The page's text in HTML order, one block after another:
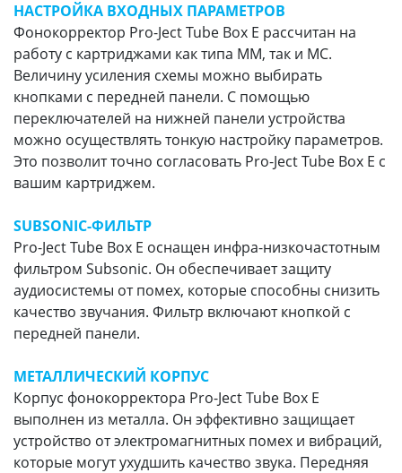
НАСТРОЙКА ВХОДНЫХ ПАРАМЕТРОВ
Фонокорректор Pro-Ject Tube Box E рассчитан на
работу с картриджами как типа MM, так и MC.
Величину усиления схемы можно выбирать
кнопками с передней панели. С помощью
переключателей на нижней панели устройства
можно осуществлять тонкую настройку параметров.
Это позволит точно согласовать Pro-Ject Tube Box E с
вашим картриджем.
SUBSONIC-ФИЛЬТР
Pro-Ject Tube Box E оснащен инфра-низкочастотным
фильтром Subsonic. Он обеспечивает защиту
аудиосистемы от помех, которые способны снизить
качество звучания. Фильтр включают кнопкой с
передней панели.
МЕТАЛЛИЧЕСКИЙ КОРПУС
Корпус фонокорректора Pro-Ject Tube Box E
выполнен из металла. Он эффективно защищает
устройство от электромагнитных помех и вибраций,
которые могут ухудшить качество звука. Передняя